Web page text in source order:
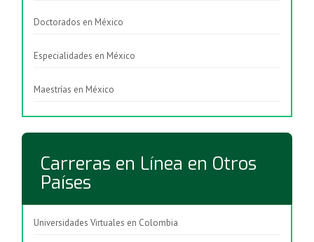
Doctorados en México
Especialidades en México
Maestrías en México
Carreras en Línea en Otros
Países
Universidades Virtuales en Colombia